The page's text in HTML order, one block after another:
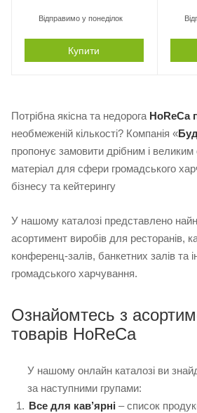
Відправимо у понеділок
Купити
Потрібна якісна та недорога HoReCa
необмеженій кількості? Компанія «
пропонує замовити дрібним і великим
матеріал для сфери громадського
бізнесу та кейтерингу
У нашому каталозі представлено
асортимент виробів для ресторанів,
конференц-залів, банкетних залів та
громадського харчування.
Ознайомтесь з
товарів HoReCa
У нашому онлайн каталозі ви
за наступними групами:
Все для кав’ярні – список